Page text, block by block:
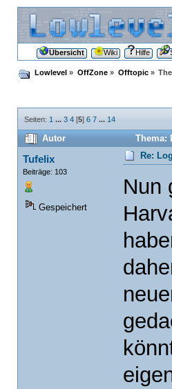
Übersicht Wiki Hilfe
Lowlevel » OffZone» Offtopic»
Seiten: 1 ... 3 4[5] 6 7 ... 14
Autor Thema:
Tufelix
Beiträge: 103
Gespeichert
Re:
Nun